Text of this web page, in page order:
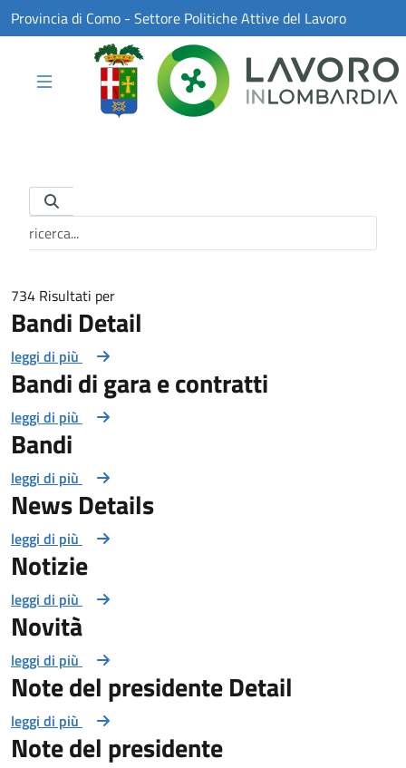
Skip to Main Content
Provincia di Como - Settore Politiche Attive del Lavoro
Barra di ricerca
734 Risultati per
Bandi Detail
leggi di più
Bandi di gara e contratti
leggi di più
Bandi
leggi di più
News Details
leggi di più
Notizie
leggi di più
Novità
leggi di più
Note del presidente Detail
leggi di più
Note del presidente